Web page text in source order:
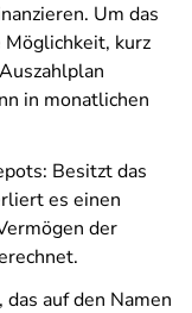
Um das
Möglichkeit, kurz
in monatlichen
Besitzt das
es einen
der
auf den Namen